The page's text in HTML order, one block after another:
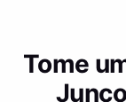
Tome